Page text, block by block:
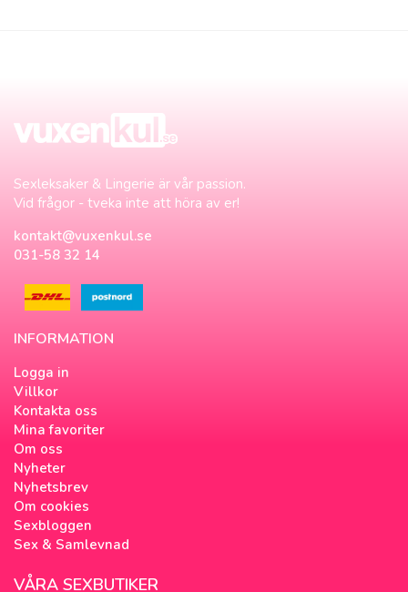
Sexleksaker & Lingerie är vår passion.
Vid frågor - tveka inte att höra av er!
kontakt@vuxenkul.se
031-58 32 14
INFORMATION
Logga in
Villkor
Kontakta oss
Mina favoriter
Om oss
Nyheter
Nyhetsbrev
Om cookies
Sexbloggen
Sex & Samlevnad
VÅRA SEXBUTIKER